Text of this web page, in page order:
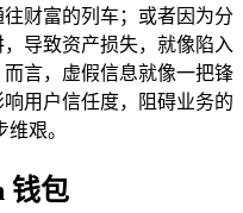
财富的列车；或者因为分
，导致资产损失，就像陷入
而言，虚假信息就像一把锋
用户信任度，阻碍业务的
艰。
钱包